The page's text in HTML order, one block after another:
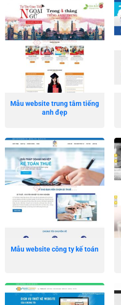
Mẫu website trung tâm tiếng
anh đẹp
Mẫu website công ty kế toán